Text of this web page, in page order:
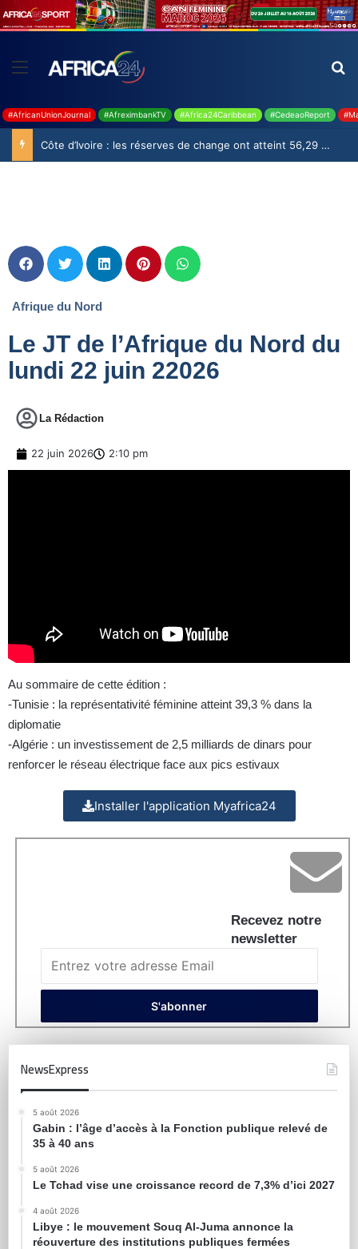
#AfricanUnionJournal #AfreximbankTV #Africa24Caribbean #CedeaoReport
Côte d’Ivoire : les réserves de change ont atteint 56,29 milliards USD en juillet
Afrique du Nord
Le JT de l’Afrique du Nord du
lundi 22 juin 22026
La Rédaction
22 juin 2026 2:10 pm
Au sommaire de cette édition :
-Tunisie : la représentativité féminine atteint 39,3 % dans la
diplomatie
-Algérie : un investissement de 2,5 milliards de dinars pour
renforcer le réseau électrique face aux pics estivaux
Installer l'application Myafrica24
Recevez notre
newsletter
NewsExpress
5 août 2026
Gabin : l’âge d’accès à la Fonction publique relevé de
35 à 40 ans
5 août 2026
Le Tchad vise une croissance record de 7,3% d’ici 2027
4 août 2026
Libye : le mouvement Souq Al-Juma annonce la
réouverture des institutions publiques fermées